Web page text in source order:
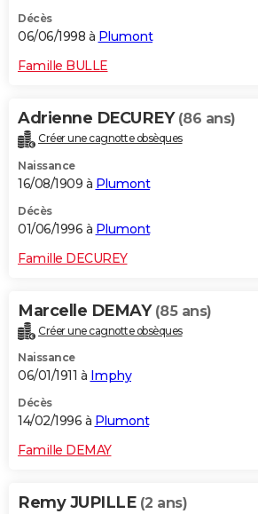
Décès
06/06/1998 à Plumont
Famille BULLE
Adrienne DECUREY (86 ans)
Créer une cagnotte obsèques
Naissance
16/08/1909 à Plumont
Décès
01/06/1996 à Plumont
Famille DECUREY
Marcelle DEMAY (85 ans)
Créer une cagnotte obsèques
Naissance
06/01/1911 à Imphy
Décès
14/02/1996 à Plumont
Famille DEMAY
Remy JUPILLE (2 ans)